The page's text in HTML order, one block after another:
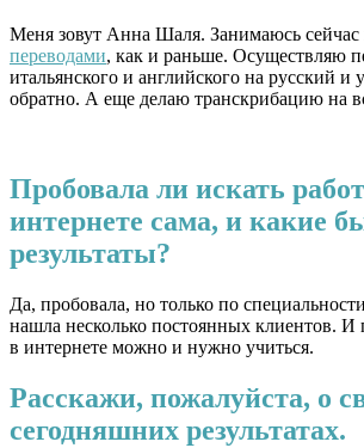
Меня зовут Анна Шаля. Занимаюсь
переводами, как и раньше. Осуществляю
итальянского и английского на русский и
обратно. А еще делаю транскрибацию на
Пробовала ли искать
интернете сама, и какие
результаты?
Да, пробовала, но только по
нашла несколько постоянных клиентов. И
в интернете можно и нужно учиться.
Расскажи, пожалуйста, о
сегодняшних результатах.